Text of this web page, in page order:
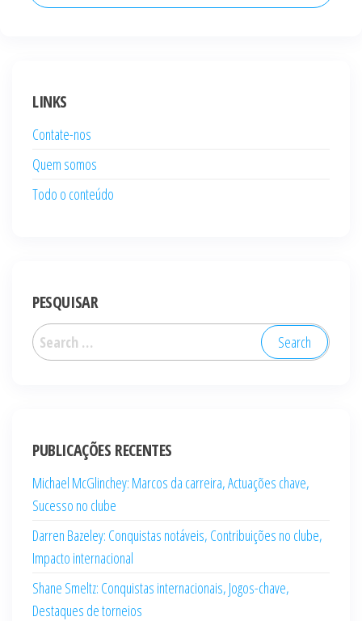
LINKS
Contate-nos
Quem somos
Todo o conteúdo
PESQUISAR
Search
for:
PUBLICAÇÕES RECENTES
Michael McGlinchey: Marcos da carreira, Actuações chave,
Sucesso no clube
Darren Bazeley: Conquistas notáveis, Contribuições no clube,
Impacto internacional
Shane Smeltz: Conquistas internacionais, Jogos-chave,
Destaques de torneios